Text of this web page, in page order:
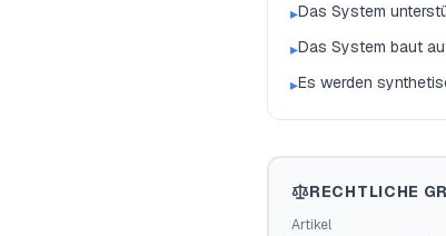
▸Das System
▸Das System baut
▸Es werden
RECHTLICHE
Artikel